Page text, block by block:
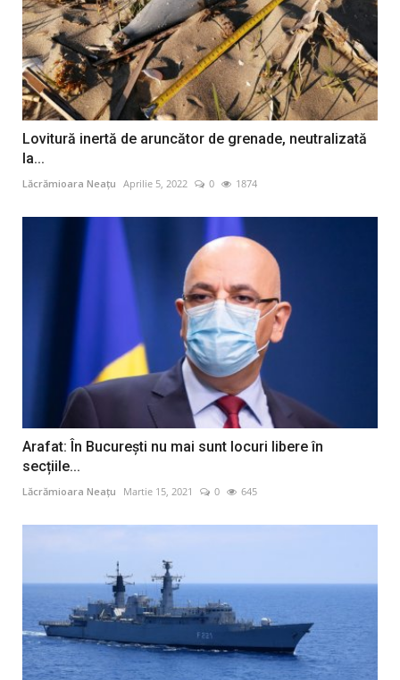
Lovitură inertă de aruncător de grenade, neutralizată
la...
Lăcrămioara Neațu Aprilie 5, 2022 0 1874
Arafat: În București nu mai sunt locuri libere în
secțiile...
Lăcrămioara Neațu Martie 15, 2021 0 645